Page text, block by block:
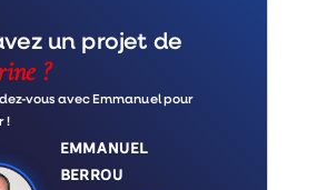
un projet de
?
vous avec Emmanuel pour
!
EMMANUEL
BERROU